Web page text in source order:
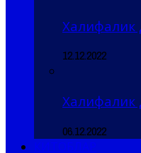
Халифалик
12.12.2022
Халифалик
06.12.2022